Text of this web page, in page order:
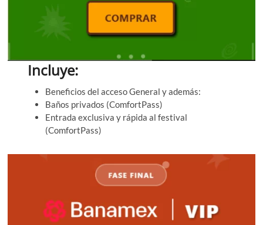
Incluye:
Beneficios del acceso General y además:
Baños privados (ComfortPass)
Entrada exclusiva y rápida al festival
(ComfortPass)